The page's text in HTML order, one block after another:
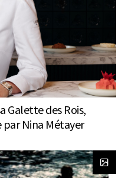
Galette des Rois,
par Nina Métayer